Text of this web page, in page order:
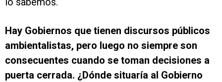
Hay Gobiernos que tienen discursos públicos
ambientalistas, pero luego no siempre son
consecuentes cuando se toman decisiones a
puerta cerrada. ¿Dónde situaría al Gobierno